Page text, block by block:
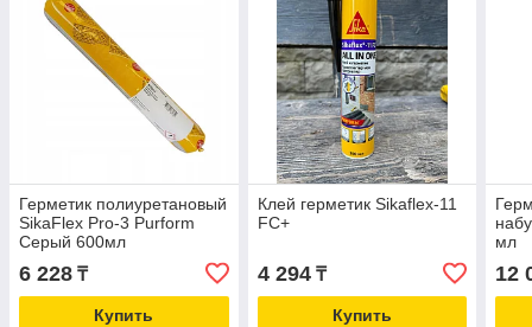
Герметик полиуретановый
SikaFlex Pro-3 Purform
Серый 600мл
6 228 ₸
Купить
Клей герметик Sikaflex-11
FC+
4 294₸
Купить
мл
12